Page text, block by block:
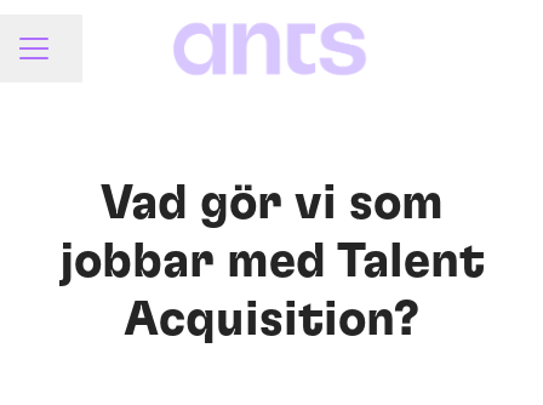
KARRIÄRMENY
Dela sidan
Vad gör vi som
jobbar med Talent
Acquisition?